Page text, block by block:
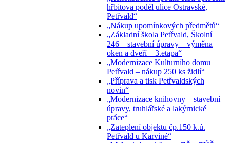
hřbitova podél ulice Ostravské,
Petřvald“
„Nákup upomínkových předmětů“
„Základní škola Petřvald, Školní
246 – stavební úpravy – výměna
oken a dveří – 3.etapa“
„Modernizace Kulturního domu
Petřvald – nákup 250 ks židlí“
„Příprava a tisk Petřvaldských
novin“
„Modernizace knihovny – stavební
úpravy, truhlářské a lakýrnické
práce“
„Zateplení objektu čp.150 k.ú.
Petřvald u Karviné“